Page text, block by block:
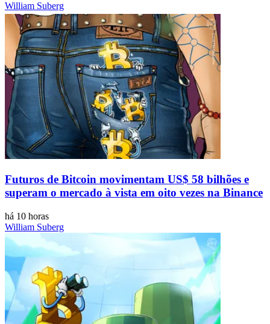
William Suberg
Futuros de Bitcoin movimentam US$ 58 bilhões e
superam o mercado à vista em oito vezes na Binance
há 10 horas
William Suberg